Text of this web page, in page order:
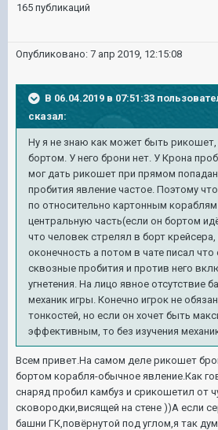
165 публикаций
Опубликовано: 7 апр 2019, 12:15:08
В 06.04.2019 в 07:51:33
сказал:
Ну я не знаю как может быть
бортом. У него брони нет. У Крона
мог дать рикошет при прямом
пробития явление частое. Поэтому
по относительно картонным
центральную часть(если он бортом
что человек стрелял в борт
оконечность а потом в чате писал что
сквозные пробития и против него
угнетения. На лицо явное отсутствие
механик игры. Конечно игрок не
тонкостей, но если он хочет быть
эффективным, то без изучения
Всем привет.На самом деле рикошет
бортом корабля-обычное явление.Как
снаряд пробил камбуз и срикошетил от
сковородки,висящей на стене ))А если
башни ГК,повёрнутой под углом,я так